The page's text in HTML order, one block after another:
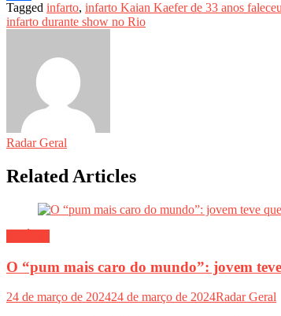
Share
Tagged infarto, infarto Kaian Kaefer de 33 anos
infarto durante show no Rio
Radar Geral
Related Articles
O “pum mais caro do mundo”: jovem
24 de março de 202424 de março de 2024Radar Geral